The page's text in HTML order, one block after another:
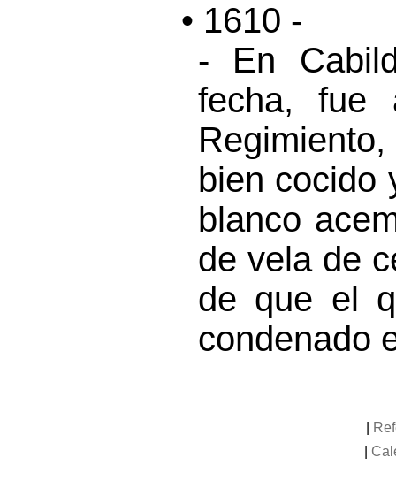
• 1610 -
- En
fecha, fue
bien cocido
blanco
de vela de
de que el
condenado